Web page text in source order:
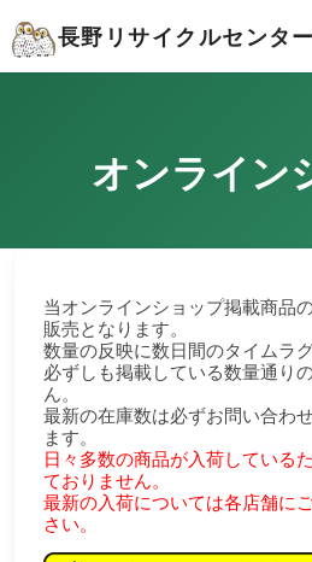
長野リサイクルセンター
オンライン
当オンラインショップ掲載商品
販売となります。
数量の反映に数日間のタイムラ
必ずしも掲載している数量通り
ん。
最新の在庫数は必ずお問い合わ
ます。
日々多数の商品が入荷している
ておりません。
最新の入荷については各店舗に
さい。